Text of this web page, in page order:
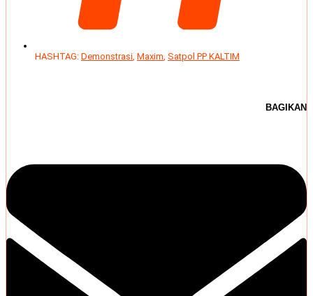
HASHTAG: Demonstrasi, Maxim, Satpol PP KALTIM
BAGIKAN